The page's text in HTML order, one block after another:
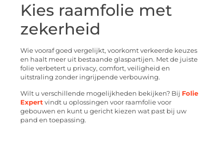
Kies raamfolie met
zekerheid
Wie vooraf goed vergelijkt, voorkomt verkeerde keuzes
en haalt meer uit bestaande glaspartijen. Met de juiste
folie verbetert u privacy, comfort, veiligheid en
uitstraling zonder ingrijpende verbouwing.
Wilt u verschillende mogelijkheden bekijken? Bij Folie
Expert vindt u oplossingen voor raamfolie voor
gebouwen en kunt u gericht kiezen wat past bij uw
pand en toepassing.